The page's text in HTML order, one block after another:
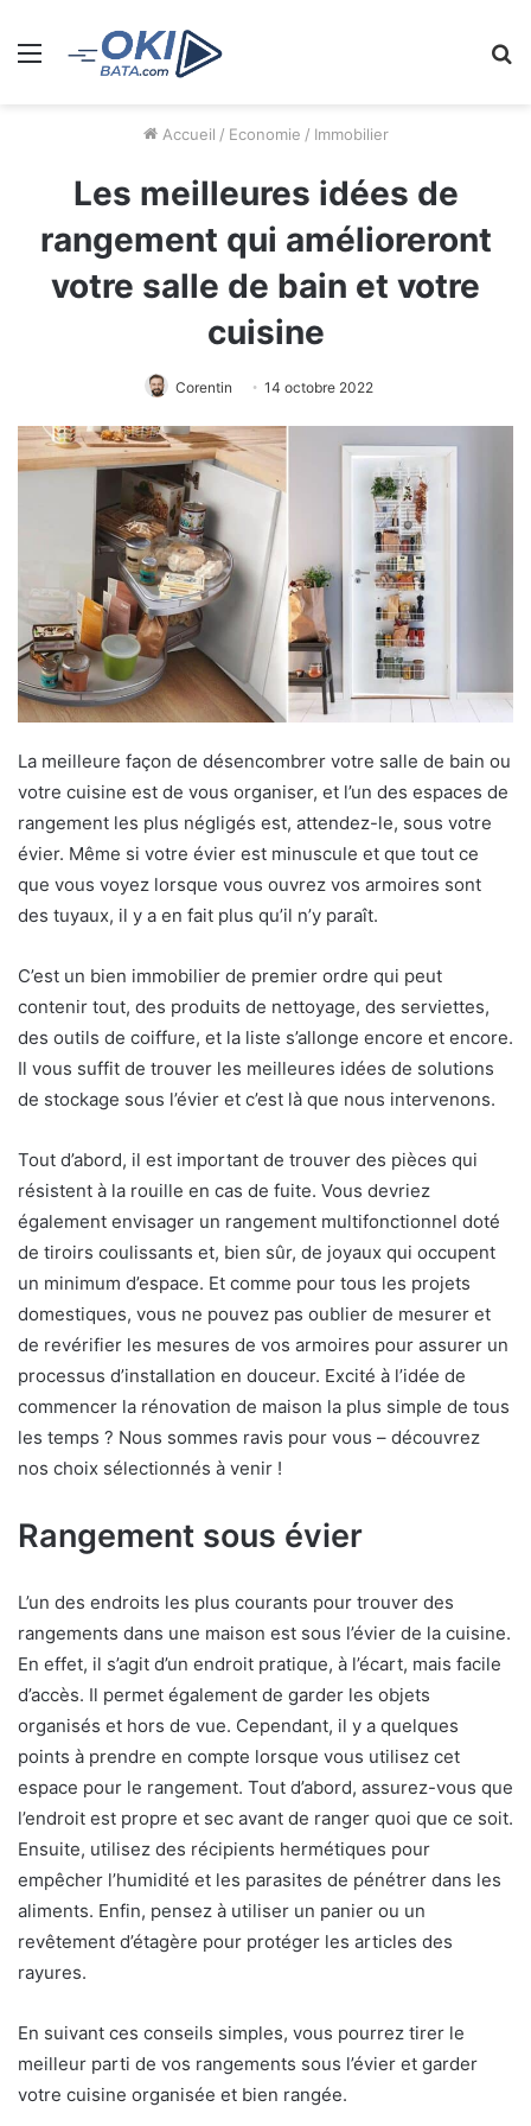
Menu
Accueil / Economie / Immobilier
Les meilleures idées de
rangement qui amélioreront
votre salle de bain et votre
cuisine
Corentin 14 octobre 2022
La meilleure façon de désencombrer votre salle de bain ou
votre cuisine est de vous organiser, et l’un des espaces de
rangement les plus négligés est, attendez-le, sous votre
évier. Même si votre évier est minuscule et que tout ce
que vous voyez lorsque vous ouvrez vos armoires sont
des tuyaux, il y a en fait plus qu’il n’y paraît.
C’est un bien immobilier de premier ordre qui peut
contenir tout, des produits de nettoyage, des serviettes,
des outils de coiffure, et la liste s’allonge encore et encore.
Il vous suffit de trouver les meilleures idées de solutions
de stockage sous l’évier et c’est là que nous intervenons.
Tout d’abord, il est important de trouver des pièces qui
résistent à la rouille en cas de fuite. Vous devriez
également envisager un rangement multifonctionnel doté
de tiroirs coulissants et, bien sûr, de joyaux qui occupent
un minimum d’espace. Et comme pour tous les projets
domestiques, vous ne pouvez pas oublier de mesurer et
de revérifier les mesures de vos armoires pour assurer un
processus d’installation en douceur. Excité à l’idée de
commencer la rénovation de maison la plus simple de tous
les temps ? Nous sommes ravis pour vous – découvrez
nos choix sélectionnés à venir !
Rangement sous évier
L’un des endroits les plus courants pour trouver des
rangements dans une maison est sous l’évier de la cuisine.
En effet, il s’agit d’un endroit pratique, à l’écart, mais facile
d’accès. Il permet également de garder les objets
organisés et hors de vue. Cependant, il y a quelques
points à prendre en compte lorsque vous utilisez cet
espace pour le rangement. Tout d’abord, assurez-vous que
l’endroit est propre et sec avant de ranger quoi que ce soit.
Ensuite, utilisez des récipients hermétiques pour
empêcher l’humidité et les parasites de pénétrer dans les
aliments. Enfin, pensez à utiliser un panier ou un
revêtement d’étagère pour protéger les articles des
rayures.
En suivant ces conseils simples, vous pourrez tirer le
meilleur parti de vos rangements sous l’évier et garder
votre cuisine organisée et bien rangée.